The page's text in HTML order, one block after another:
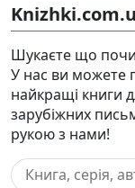
Шукаєте що
У нас ви можете
найкращі книги
зарубіжних
рукою з нами!